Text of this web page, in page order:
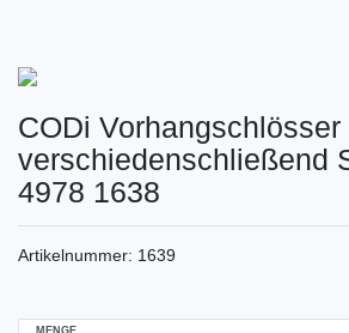
CODi
verschiedenschließend
4978 1638
Artikelnummer: 1639